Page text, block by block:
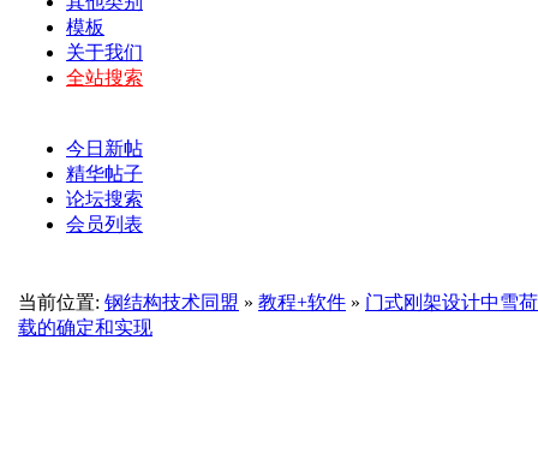
模板
关于我们
全站搜索
今日新帖
精华帖子
论坛搜索
会员列表
当前位置: 钢结构技术同盟 » 教程+软件 » 门式刚架设计中雪荷
载的确定和实现